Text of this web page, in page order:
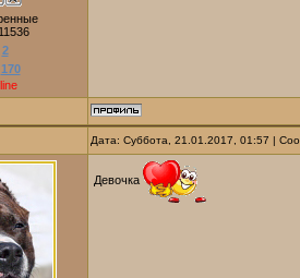
11536
2
170
Дата: Суббота, 21.01.2017, 01:57 |
Девочка